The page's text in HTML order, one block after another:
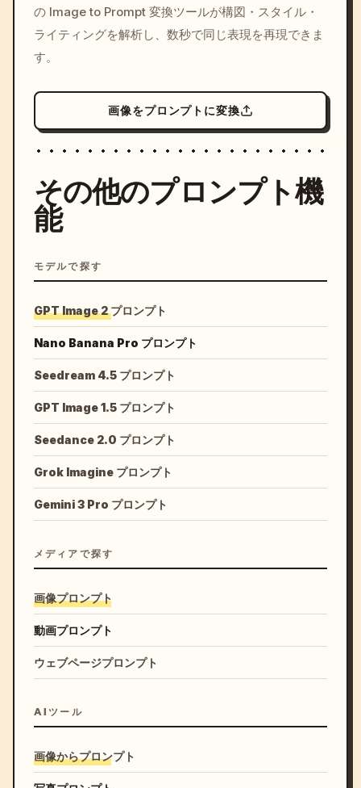
colors, 8k --v 6.0
の Image to Prompt 変換ツールが構図・スタイル・
ライティングを解析し、数秒で同じ表現を再現できま
す。
画像をプロンプトに変換
その他のプロンプト機
能
モデルで探す
GPT Image 2 プロンプト
Nano Banana Pro プロンプト
Seedream 4.5 プロンプト
GPT Image 1.5 プロンプト
Seedance 2.0 プロンプト
Grok Imagine プロンプト
Gemini 3 Pro プロンプト
メディアで探す
画像プロンプト
動画プロンプト
ウェブページプロンプト
AIツール
画像からプロンプト